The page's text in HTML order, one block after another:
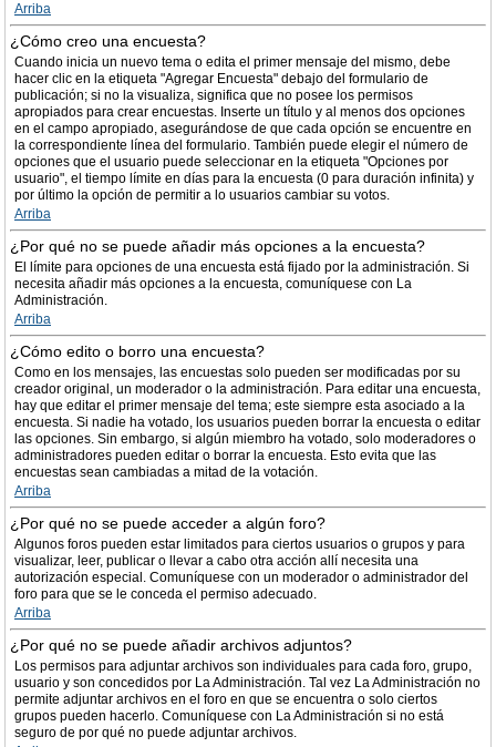
Arriba
¿Cómo creo una encuesta?
Cuando inicia un nuevo tema o edita el primer mensaje del mismo, debe
hacer clic en la etiqueta "Agregar Encuesta" debajo del formulario de
publicación; si no la visualiza, significa que no posee los permisos
apropiados para crear encuestas. Inserte un título y al menos dos opciones
en el campo apropiado, asegurándose de que cada opción se encuentre en
la correspondiente línea del formulario. También puede elegir el número de
opciones que el usuario puede seleccionar en la etiqueta "Opciones por
usuario", el tiempo límite en días para la encuesta (0 para duración infinita) y
por último la opción de permitir a lo usuarios cambiar su votos.
Arriba
¿Por qué no se puede añadir más opciones a la encuesta?
El límite para opciones de una encuesta está fijado por la administración. Si
necesita añadir más opciones a la encuesta, comuníquese con La
Administración.
Arriba
¿Cómo edito o borro una encuesta?
Como en los mensajes, las encuestas solo pueden ser modificadas por su
creador original, un moderador o la administración. Para editar una encuesta,
hay que editar el primer mensaje del tema; este siempre esta asociado a la
encuesta. Si nadie ha votado, los usuarios pueden borrar la encuesta o editar
las opciones. Sin embargo, si algún miembro ha votado, solo moderadores o
administradores pueden editar o borrar la encuesta. Esto evita que las
encuestas sean cambiadas a mitad de la votación.
Arriba
¿Por qué no se puede acceder a algún foro?
Algunos foros pueden estar limitados para ciertos usuarios o grupos y para
visualizar, leer, publicar o llevar a cabo otra acción allí necesita una
autorización especial. Comuníquese con un moderador o administrador del
foro para que se le conceda el permiso adecuado.
Arriba
¿Por qué no se puede añadir archivos adjuntos?
Los permisos para adjuntar archivos son individuales para cada foro, grupo,
usuario y son concedidos por La Administración. Tal vez La Administración no
permite adjuntar archivos en el foro en que se encuentra o solo ciertos
grupos pueden hacerlo. Comuníquese con La Administración si no está
seguro de por qué no puede adjuntar archivos.